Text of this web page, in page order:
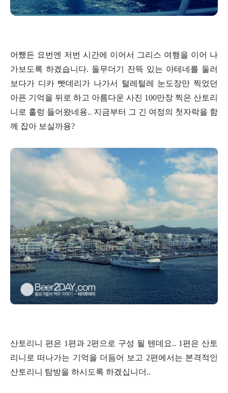
어쨌든 요번엔 저번 시간에 이어서 그리스 여행을 이어 나
가보도록 하겠습니다. 돌무더기 잔뜩 있는 아테네를 둘러
보다가 디카 빳데리가 나가서 털레털레 눈도장만 찍었던
아픈 기억을 뒤로 하고 아름다운 사진 100만장 찍은 산토리
니로 훌렁 들어왔네용.. 지금부터 그 긴 여정의 첫자락을 함
께 잡아 보실까용?
산토리니 편은 1편과 2편으로 구성 될 텐데요.. 1편은 산토
리니로 떠나가는 기억을 더듬어 보고 2편에서는 본격적인
산토리니 탐방을 하시도록 하겠십니더..